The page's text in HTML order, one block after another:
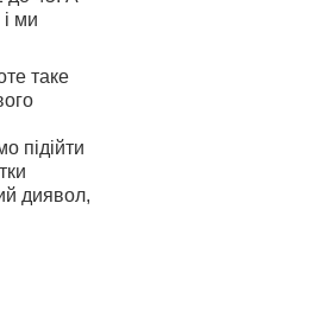
ми
таке
підійти
диявол,